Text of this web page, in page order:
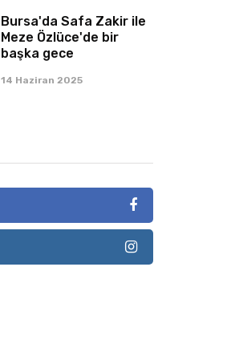
Bursa'da Safa Zakir ile
Meze Özlüce'de bir
başka gece
14 Haziran 2025